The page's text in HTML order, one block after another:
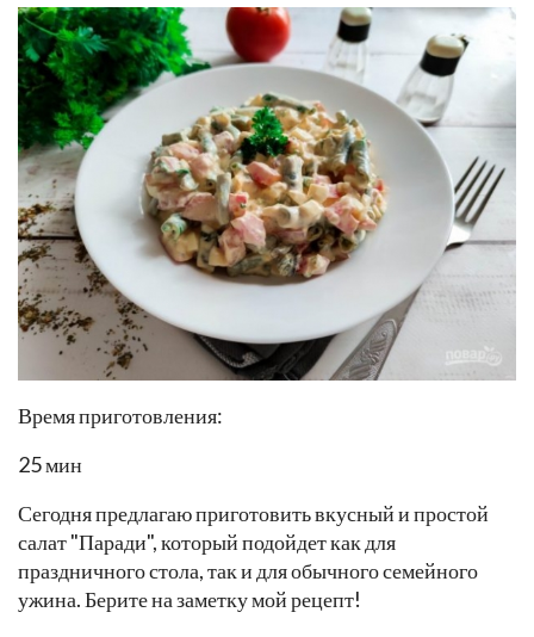
Время приготовления:
25 мин
Сегодня предлагаю приготовить вкусный и простой
салат "Паради", который подойдет как для
праздничного стола, так и для обычного семейного
ужина. Берите на заметку мой рецепт!